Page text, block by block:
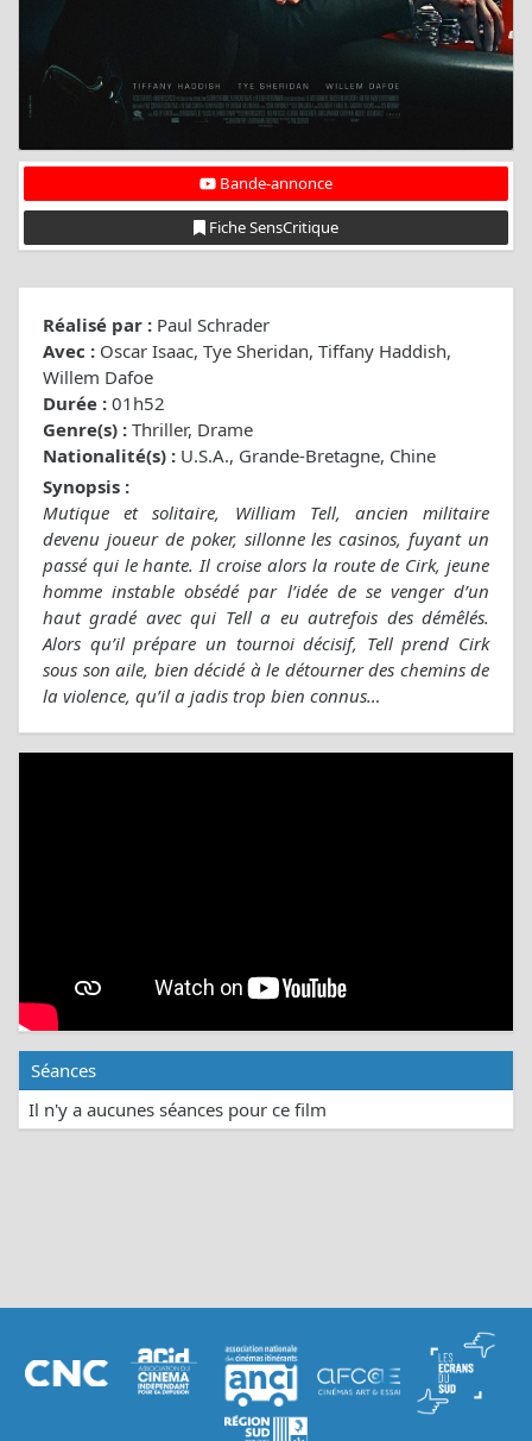
Bande-annonce
Fiche SensCritique
Réalisé par : Paul Schrader
Avec : Oscar Isaac, Tye Sheridan, Tiffany Haddish,
Willem Dafoe
Durée : 01h52
Genre(s) : Thriller, Drame
Nationalité(s) : U.S.A., Grande-Bretagne, Chine
Synopsis :
Mutique et solitaire, William Tell, ancien militaire
devenu joueur de poker, sillonne les casinos, fuyant un
passé qui le hante. Il croise alors la route de Cirk, jeune
homme instable obsédé par l’idée de se venger d’un
haut gradé avec qui Tell a eu autrefois des démêlés.
Alors qu’il prépare un tournoi décisif, Tell prend Cirk
sous son aile, bien décidé à le détourner des chemins de
la violence, qu’il a jadis trop bien connus…
Séances
Il n'y a aucunes séances pour ce film